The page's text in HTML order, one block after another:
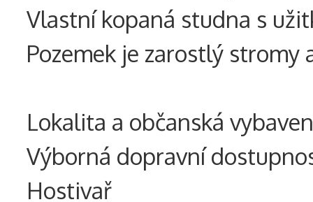
Vlastní kopaná studna s
Pozemek je zarostlý stromy
Lokalita a občanská
Výborná dopravní
Hostivař